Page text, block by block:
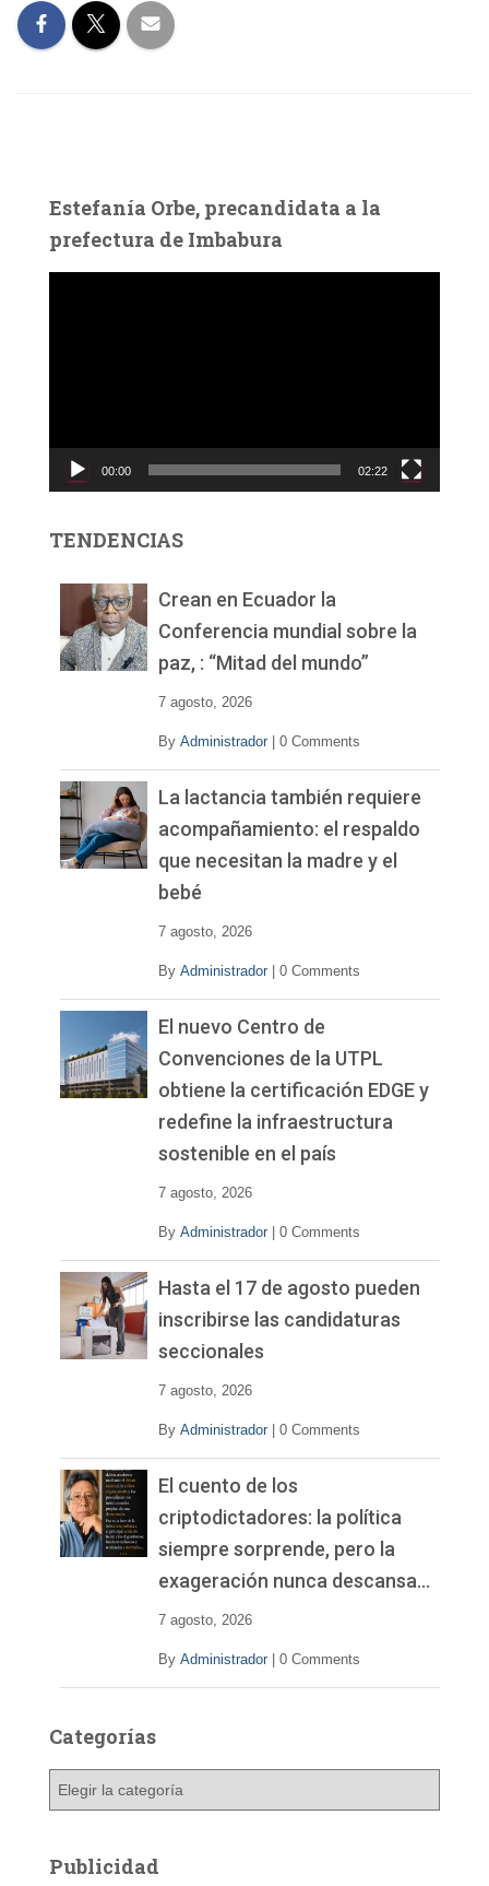
Estefanía Orbe, precandidata a la
prefectura de Imbabura
c
d
00:00 02:22
TENDENCIAS
Crean en Ecuador la
Conferencia mundial sobre la
paz, : “Mitad del mundo”
7 agosto, 2026
By Administrador 0 Comments
La lactancia también requiere
acompañamiento: el respaldo
que necesitan la madre y el
bebé
7 agosto, 2026
By Administrador 0 Comments
El nuevo Centro de
Convenciones de la UTPL
obtiene la certificación EDGE y
redefine la infraestructura
sostenible en el país
7 agosto, 2026
By Administrador 0 Comments
Hasta el 17 de agosto pueden
inscribirse las candidaturas
seccionales
7 agosto, 2026
By Administrador 0 Comments
El cuento de los
criptodictadores: la política
siempre sorprende, pero la
exageración nunca descansa…
7 agosto, 2026
By Administrador 0 Comments
Categorías
g
Publicidad